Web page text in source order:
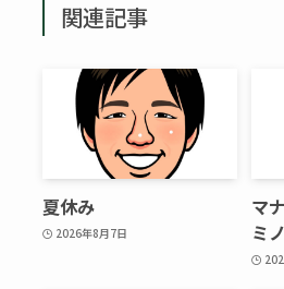
関連記事
夏休み
2026年8月7日
マ
ミ